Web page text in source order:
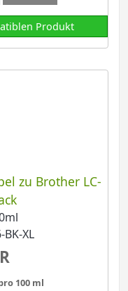
Produkt
zu Brother LC-
BK-XL
100 ml